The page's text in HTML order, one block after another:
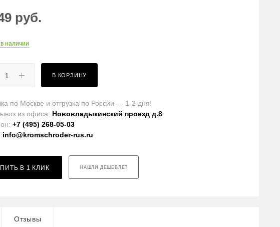
руб.
в наличии
В КОРЗИНУ
по Москве и отгрузка по России — 1-2 дня!
из офиса: Нововладыкинский проезд д.8
+7 (495) 268-05-03
info@kromschroder-rus.ru
В 1 КЛИК НАШЛИ ДЕШЕВЛЕ?
Отзывы